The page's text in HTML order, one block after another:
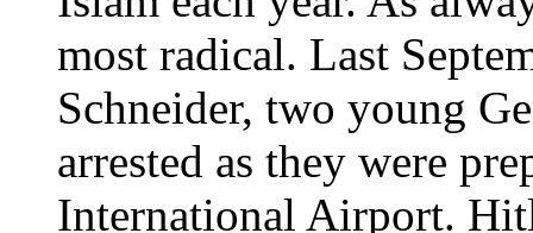
most radical. Last
Schneider, two young
arrested as they were
International Airport.